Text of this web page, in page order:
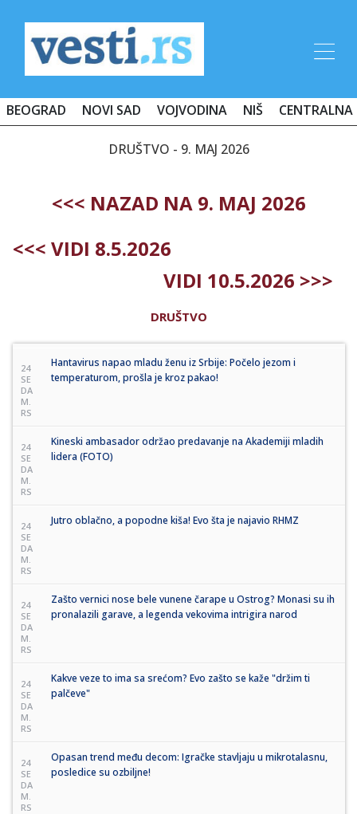
BEOGRAD NOVI SAD VOJVODINA NIŠ CENTRALNA
DRUŠTVO - 9. MAJ 2026
<<< NAZAD NA 9. MAJ 2026
<<< VIDI 8.5.2026
VIDI 10.5.2026 >>>
DRUŠTVO
24
SE
DA
M.
RS
Hantavirus napao mladu ženu iz Srbije: Počelo jezom i
temperaturom, prošla je kroz pakao!
24
SE
DA
M.
RS
Kineski ambasador održao predavanje na Akademiji mladih
lidera (FOTO)
24
SE
DA
M.
RS
Jutro oblačno, a popodne kiša! Evo šta je najavio RHMZ
24
SE
DA
M.
RS
Zašto vernici nose bele vunene čarape u Ostrog? Monasi su ih
pronalazili garave, a legenda vekovima intrigira narod
24
SE
DA
M.
RS
Kakve veze to ima sa srećom? Evo zašto se kaže "držim ti
palčeve"
24
SE
DA
M.
RS
Opasan trend među decom: Igračke stavljaju u mikrotalasnu,
posledice su ozbiljne!